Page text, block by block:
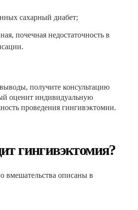
сахарный диабет;
почечная недостаточность в
получите консультацию
оценит индивидуальную
проведения гингивэктомии.
гингивэктомия?
вмешательства описаны в